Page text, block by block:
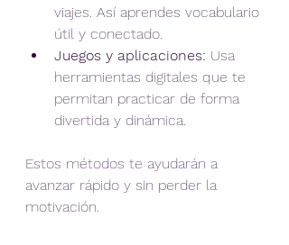
viajes. Así aprendes vocabulario
útil y conectado.
Juegos y aplicaciones: Usa
herramientas digitales que te
permitan practicar de forma
divertida y dinámica.
Estos métodos te ayudarán a
avanzar rápido y sin perder la
motivación.